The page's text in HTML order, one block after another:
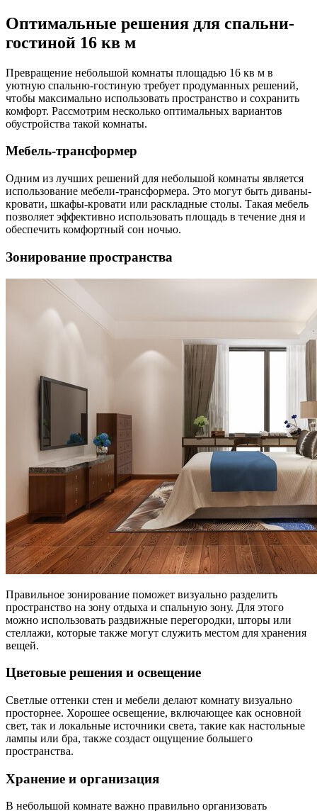
Оптимальные решения для спальни-
гостиной 16 кв м
Превращение небольшой комнаты площадью 16 кв м в
уютную спальню-гостиную требует продуманных решений,
чтобы максимально использовать пространство и сохранить
комфорт. Рассмотрим несколько оптимальных вариантов
обустройства такой комнаты.
Мебель-трансформер
Одним из лучших решений для небольшой комнаты является
использование мебели-трансформера. Это могут быть диваны-
кровати, шкафы-кровати или раскладные столы. Такая мебель
позволяет эффективно использовать площадь в течение дня и
обеспечить комфортный сон ночью.
Зонирование пространства
Правильное зонирование поможет визуально разделить
пространство на зону отдыха и спальную зону. Для этого
можно использовать раздвижные перегородки, шторы или
стеллажи, которые также могут служить местом для хранения
вещей.
Цветовые решения и освещение
Светлые оттенки стен и мебели делают комнату визуально
просторнее. Хорошее освещение, включающее как основной
свет, так и локальные источники света, такие как настольные
лампы или бра, также создаст ощущение большего
пространства.
Хранение и организация
В небольшой комнате важно правильно организовать